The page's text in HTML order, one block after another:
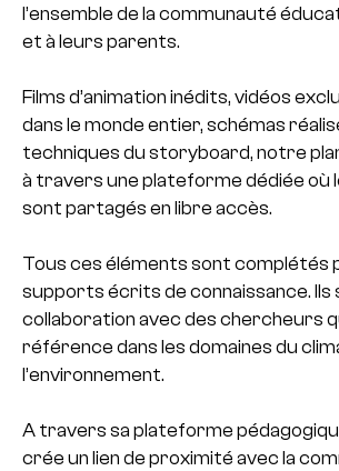
l’ensemble de la communauté
et à leurs parents.
Films d’animation inédits, vidéos
dans le monde entier, schémas
techniques du storyboard, notre
à travers une plateforme dédiée où
sont partagés en libre accès.
Tous ces éléments sont complétés
supports écrits de connaissance. Ils
collaboration avec des chercheurs
référence dans les domaines du
l’environnement.
A travers sa plateforme
crée un lien de proximité avec la